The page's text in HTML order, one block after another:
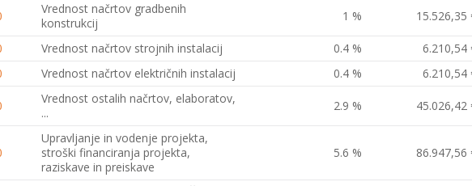
Vrednost načrtov gradbenih
konstrukcij
1 % 15.526,35
Vrednost načrtov strojnih instalacij 0.4 %
6.210,54
Vrednost načrtov električnih instalacij 0.4 % 6.210,54
Vrednost ostalih načrtov, elaboratov,
...
2.9 % 45.026,42
Upravljanje in vodenje projekta,
stroški financiranja projekta,
raziskave in preiskave
5.6 % 86.947,56